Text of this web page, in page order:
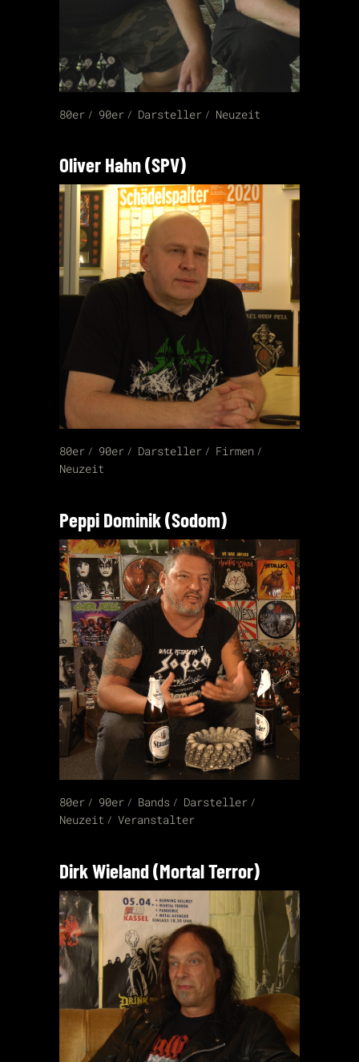
80er 90er Darsteller Neuzeit
Oliver Hahn (SPV)
80er 90er Darsteller
Firmen
Neuzeit
Peppi Dominik (Sodom)
80er 90er Bands
Darsteller
Neuzeit
Veranstalter
Dirk Wieland (Mortal Terror)